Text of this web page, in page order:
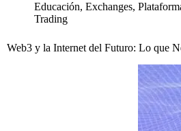
Educación, Exchanges,
Trading
Web3 y la Internet del Futuro: Lo que